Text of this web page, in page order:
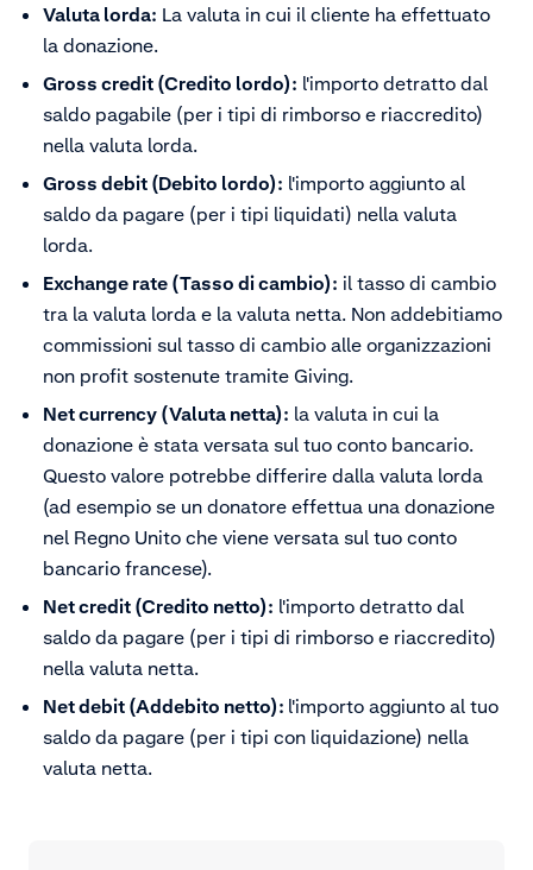
Valuta lorda: La valuta in cui il cliente ha effettuato
la donazione.
Gross credit (Credito lordo): l'importo detratto dal
saldo pagabile (per i tipi di rimborso e riaccredito)
nella valuta lorda.
Gross debit (Debito lordo): l'importo aggiunto al
saldo da pagare (per i tipi liquidati) nella valuta
lorda.
Exchange rate (Tasso di cambio): il tasso di cambio
tra la valuta lorda e la valuta netta. Non addebitiamo
commissioni sul tasso di cambio alle organizzazioni
non profit sostenute tramite Giving.
Net currency (Valuta netta): la valuta in cui la
donazione è stata versata sul tuo conto bancario.
Questo valore potrebbe differire dalla valuta lorda
(ad esempio se un donatore effettua una donazione
nel Regno Unito che viene versata sul tuo conto
bancario francese).
Net credit (Credito netto): l'importo detratto dal
saldo da pagare (per i tipi di rimborso e riaccredito)
nella valuta netta.
Net debit (Addebito netto): l'importo aggiunto al tuo
saldo da pagare (per i tipi con liquidazione) nella
valuta netta.